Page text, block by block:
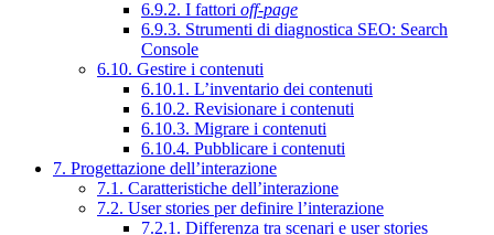
6.9.2. I fattori off-page
6.9.3. Strumenti di diagnostica SEO: Search
Console
6.10. Gestire i contenuti
6.10.1. L’inventario dei contenuti
6.10.2. Revisionare i contenuti
6.10.3. Migrare i contenuti
6.10.4. Pubblicare i contenuti
7. Progettazione dell’interazione
7.1. Caratteristiche dell’interazione
7.2. User stories per definire l’interazione
7.2.1. Differenza tra scenari e user stories